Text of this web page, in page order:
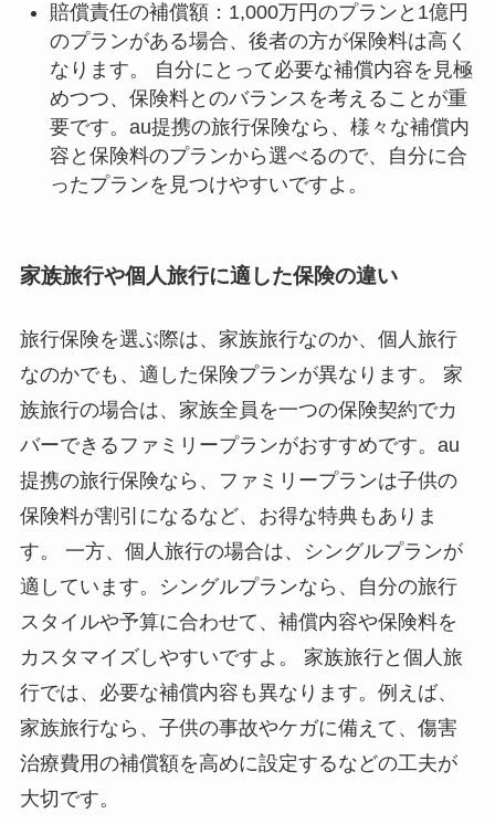
賠償責任の補償額：1,000万円のプランと1億円
のプランがある場合、後者の方が保険料は高く
なります。 自分にとって必要な補償内容を見極
めつつ、保険料とのバランスを考えることが重
要です。au提携の旅行保険なら、様々な補償内
容と保険料のプランから選べるので、自分に合
ったプランを見つけやすいですよ。
家族旅行や個人旅行に適した保険の違い
旅行保険を選ぶ際は、家族旅行なのか、個人旅行
なのかでも、適した保険プランが異なります。 家
族旅行の場合は、家族全員を一つの保険契約でカ
バーできるファミリープランがおすすめです。au
提携の旅行保険なら、ファミリープランは子供の
保険料が割引になるなど、お得な特典もありま
す。 一方、個人旅行の場合は、シングルプランが
適しています。シングルプランなら、自分の旅行
スタイルや予算に合わせて、補償内容や保険料を
カスタマイズしやすいですよ。 家族旅行と個人旅
行では、必要な補償内容も異なります。例えば、
家族旅行なら、子供の事故やケガに備えて、傷害
治療費用の補償額を高めに設定するなどの工夫が
大切です。